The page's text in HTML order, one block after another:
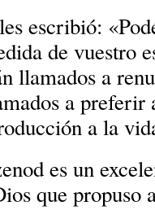
escribió:
de vuestro
llamados a
a
a la
es un
que propuso